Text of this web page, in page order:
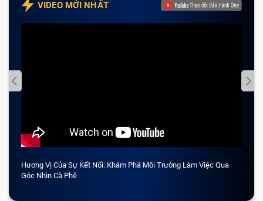
VIDEO MỚI NHẤT
Hương Vị Của Sự Kết Nối: Khám Phá Môi Trường Làm Việc Qua
Góc Nhìn Cà Phê